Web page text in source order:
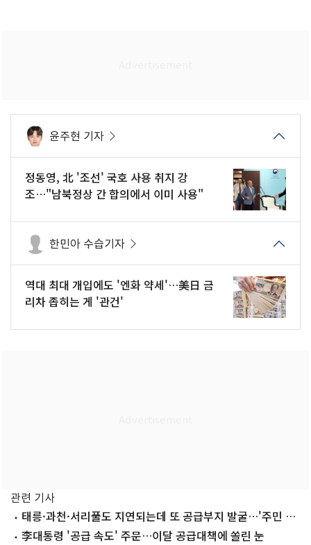
윤주현 기자
정동영, 北 '조선' 국호 사용 취지 강
조…"남북정상 간 합의에서 이미 사용"
한민아 수습기자
역대 최대 개입에도 '엔화 약세'…美日 금
리차 좁히는 게 '관건'
관련 기사
태릉·과천·서리풀도 지연되는데 또 공급부지 발굴…'주민 반
발' 도돌이표
李대통령 '공급 속도' 주문…이달 공급대책에 쏠린 눈